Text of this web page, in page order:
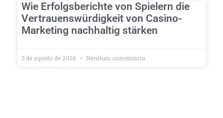
Wie Erfolgsberichte von Spielern die
Vertrauenswürdigkeit von Casino-
Marketing nachhaltig stärken
3 de agosto de 2026 Nenhum comentário